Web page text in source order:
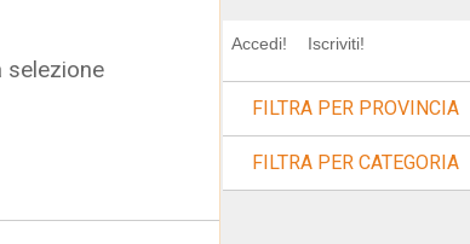
selezione
Accedi! Iscriviti!
FILTRA PER PROVINCIA
FILTRA PER CATEGORIA